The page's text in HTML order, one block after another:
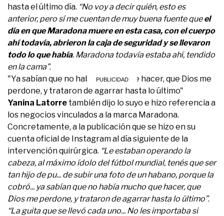
hasta el último día. “No voy a decir quién, esto es
anterior, pero sí me cuentan de muy buena fuente queel
día en que Maradona muere en esta casa, con el cuerpo
ahí todavía, abrieron la caja de seguridad y se llevaron
todo lo que había. Maradona todavía estaba ahí, tendido
en la cama”.
"Ya sabían que no había mucho que hacer, que Dios me
perdone, y trataron de agarrar hasta lo último"
Yanina Latorre también dijo lo suyo e hizo referencia a
los negocios vinculados a la marca Maradona.
Concretamente, a la publicación que se hizo en su
cuenta oficial de Instagram al día siguiente de la
intervención quirúrgica. “Le estaban operando la
cabeza, al máximo ídolo del fútbol mundial, tenés que ser
tan hijo de pu... de subir una foto de un habano, porque la
cobró... ya sabían que no había mucho que hacer, que
Dios me perdone, y trataron de agarrar hasta lo último”.
“La guita que se llevó cada uno... No les importaba si